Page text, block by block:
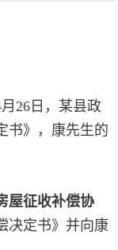
26日，某县政
书》，康先生的
屋征收补偿协
决定书》并向康